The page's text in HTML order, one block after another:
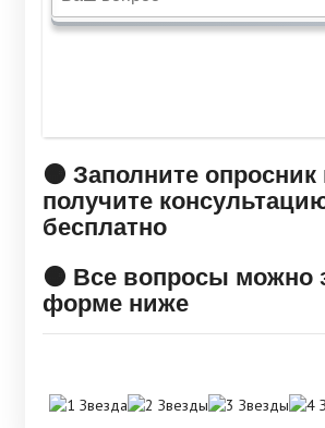
🟠 Заполните опросник
получите
бесплатно
🟠 Все вопросы можно
форме ниже